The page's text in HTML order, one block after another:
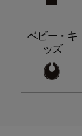
ベビー・キ
ッズ